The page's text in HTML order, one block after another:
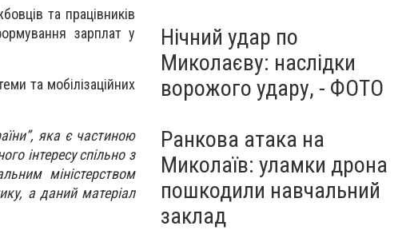
та працівників
зарплат у
та мобілізаційних
яка є частиною
інтересу спільно з
міністерством
а даний матеріал
Нічний удар по
Миколаєву: наслідки
ворожого удару, - ФОТО
Ранкова атака на
Миколаїв: уламки дрона
пошкодили навчальний
заклад